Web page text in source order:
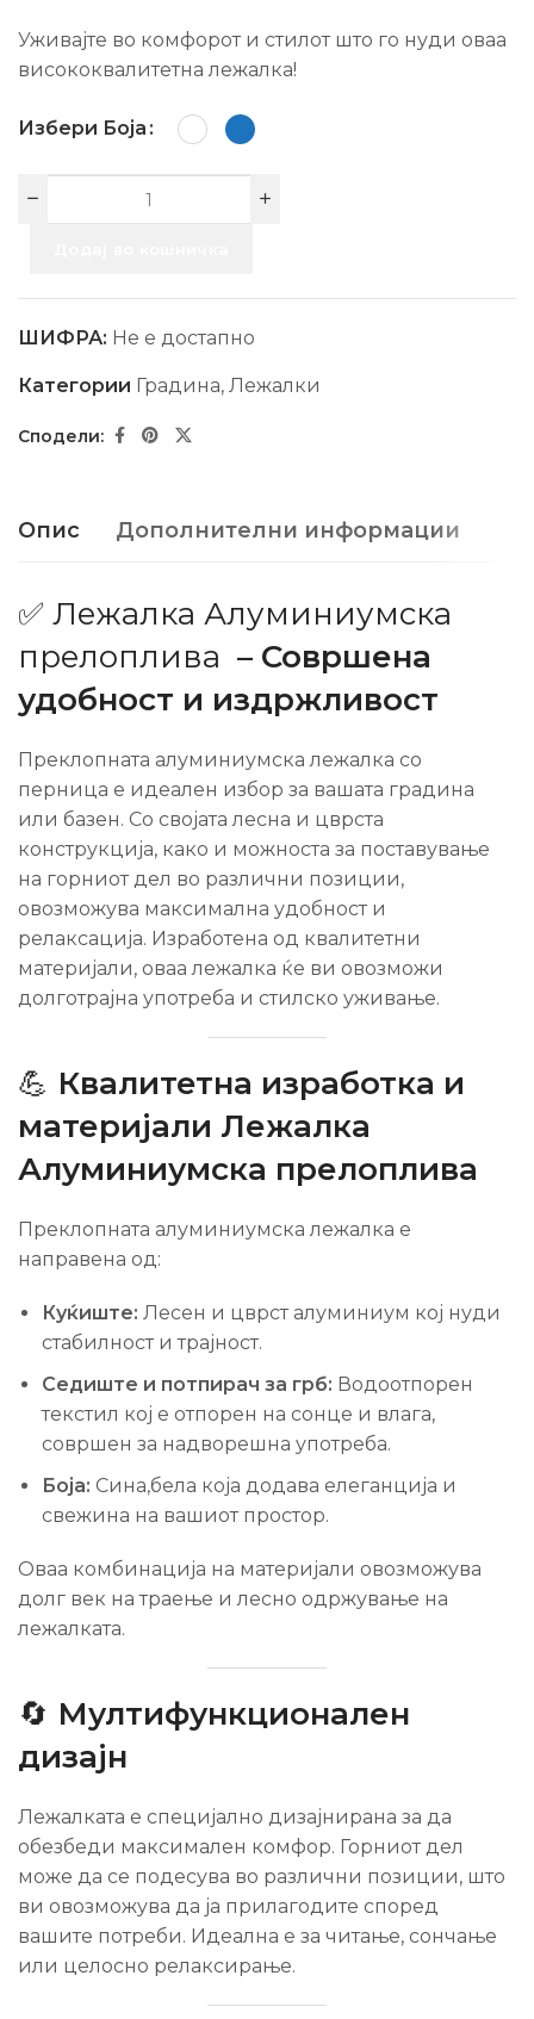
Уживајте во комфорот и стилот што го нуди оваа
висококвалитетна лежалка!
Избери Боја
ШИФРА: Не е достапно
Категории Градина, Лежалки
Опис Дополнителни информации
✅ Лежалка Алуминиумска
прелоплива – Совршена
удобност и издржливост
Преклопната алуминиумска лежалка со
перница е идеален избор за вашата градина
или базен. Со својата лесна и цврста
конструкција, како и можноста за поставување
на горниот дел во различни позиции,
овозможува максимална удобност и
релаксација. Изработена од квалитетни
материјали, оваа лежалка ќе ви овозможи
долготрајна употреба и стилско уживање.
💪 Квалитетна изработка и
материјали Лежалка
Алуминиумска прелоплива
Преклопната алуминиумска лежалка е
направена од:
Куќиште: Лесен и цврст алуминиум кој нуди
стабилност и трајност.
Седиште и потпирач за грб: Водоотпорен
текстил кој е отпорен на сонце и влага,
совршен за надворешна употреба.
Боја: Сина,бела која додава елеганција и
свежина на вашиот простор.
Оваа комбинација на материјали овозможува
долг век на траење и лесно одржување на
лежалката.
🔄 Мултифункционален
дизајн
Лежалката е специјално дизајнирана за да
обезбеди максимален комфор. Горниот дел
може да се подесува во различни позиции, што
ви овозможува да ја прилагодите според
вашите потреби. Идеална е за читање, сончање
или целосно релаксирање.